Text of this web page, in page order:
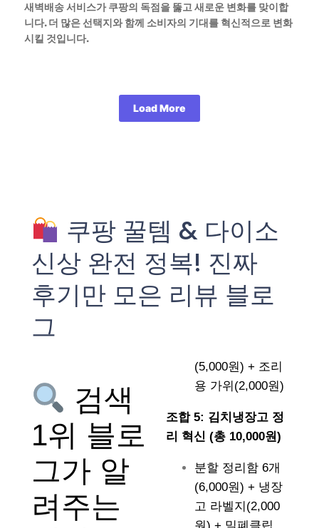
새벽배송 서비스가 쿠팡의 독점을 뚫고 새로운 변화를 맞이합
니다. 더 많은 선택지와 함께 소비자의 기대를 혁신적으로 변화
시킬 것입니다.
Load More
쿠팡 꿀템 & 다이소
신상 완전 정복! 진짜
후기만 모은 리뷰 블로
그
검색
1위 블로
그가 알
려주는
(5,000원) + 조리
용 가위(2,000원)
조합 5: 김치냉장고 정
리 혁신 (총 10,000원)
분할 정리함 6개
(6,000원) + 냉장
고 라벨지(2,000